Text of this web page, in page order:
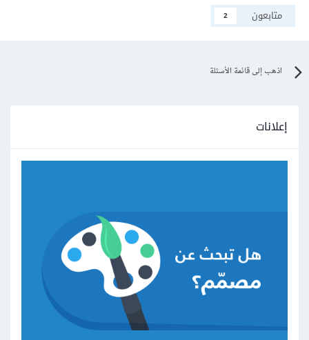
متابعون
2
اذهب إلى قائمة الأسئلة
إعلانات